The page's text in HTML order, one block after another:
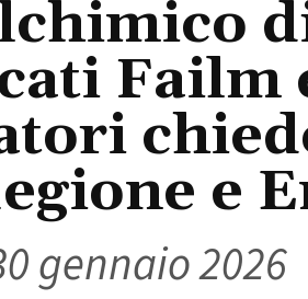
Failm
e
gennaio 2026